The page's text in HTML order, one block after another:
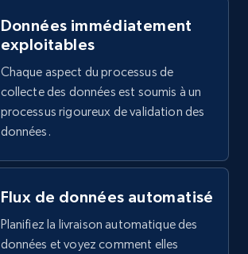
Données immédiatement
exploitables
Chaque aspect du processus de
collecte des données est soumis à un
processus rigoureux de validation des
données.
Flux de données automatisé
Planifiez la livraison automatique des
données et voyez comment elles